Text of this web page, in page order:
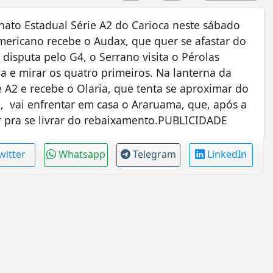
Estadual Série A2 do Carioca neste sábado
recebe o Audax, que quer se afastar do
pelo G4, o Serrano visita o Pérolas
e mirar os quatro primeiros. Na lanterna da
e recebe o Olaria, que tenta se aproximar do
vai enfrentar em casa o Araruama, que, após a
se livrar do rebaixamento.PUBLICIDADE
Whatsapp Telegram LinkedIn